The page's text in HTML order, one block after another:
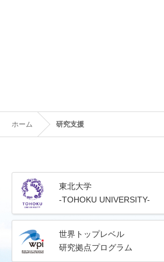
ホーム 研究支援
東北大学
-TOHOKU UNIVERSITY-
世界トップレベル
研究拠点プログラム